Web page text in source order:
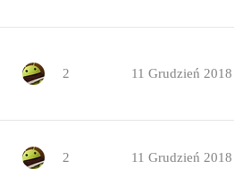
2 11 Grudzień 2018
2 11 Grudzień 2018